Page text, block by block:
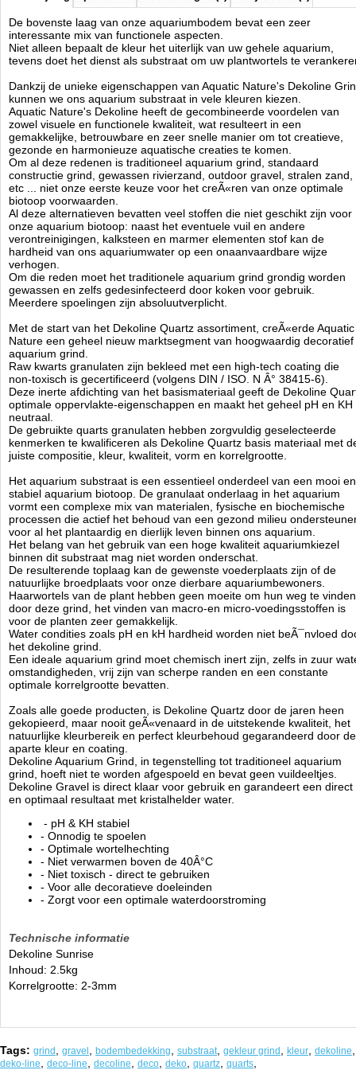
juiste compositie, kleur, kwaliteit, vorm en korrelgrootte.
Het aquarium substraat is een essentieel onderdeel van een mooi en
stabiel aquarium biotoop. De granulaat onderlaag in het aquarium
vormt een complexe mix van materialen, fysische en biochemische
voor al het plantaardig en dierlijk leven binnen ons aquarium.
Het belang van het gebruik van een hoge kwaliteit aquariumkiezel
binnen dit substraat mag niet worden onderschat.
De resulterende toplaag kan de gewenste voederplaats zijn of de
natuurlijke broedplaats voor onze dierbare aquariumbewoners.
Haarwortels van de plant hebben geen moeite om hun weg te vinden
door deze grind, het vinden van macro-en micro-voedingsstoffen is
voor de planten zeer gemakkelijk.
Water condities zoals pH en kH hardheid worden niet beÃÂ¯nvloed
door het dekoline grind.
Een ideale aquarium grind moet chemisch inert zijn, zelfs in zuur water
omstandigheden, vrij zijn van scherpe randen en een constante
optimale korrelgrootte bevatten.
Zoals alle goede producten, is Dekoline Quartz door de jaren heen
gekopieerd, maar nooit geÃÂ«venaard in de uitstekende kwaliteit, het
natuurlijke kleurbereik en perfect kleurbehoud gegarandeerd door de
Dekoline Aquarium Grind, in tegenstelling tot traditioneel aquarium
grind, hoeft niet te worden afgespoeld en bevat geen vuildeeltjes.
Dekoline Gravel is direct klaar voor gebruik en garandeert een direct
en optimaal resultaat met kristalhelder water.
- pH & KH stabiel
- Onnodig te spoelen
- Optimale wortelhechting
- Niet verwarmen boven de 40ÃÂ°C
- Niet toxisch - direct te gebruiken
- Voor alle decoratieve doeleinden
Technische informatie
Dekoline Sunrise
Inhoud: 2.5kg
Korrelgrootte: 2-3mm
Aquatic Nature
Manufactured by:Aquatic Nature
Model:AN-03650
Product ID:5413946036500
4.1244 17.5 17.5 Available from:Aquariumonderdelen.nl
De bovenste laag van onze aquariumbodem bevat een zeer
interessante mix van functionele aspecten.
Niet alleen bepaalt de kleur het uiterlijk van uw gehele aquarium,
tevens doet het dienst als substraat om uw plantwortels te
Dankzij de unieke eigenschappen van Aquatic Nature's Dekoline
kunnen we ons aquarium substraat in vele kleuren kiezen.
Aquatic Nature's Dekoline heeft de gecombineerde voordelen van
zowel visuele en functionele kwaliteit, wat resulteert in een
gemakkelijke, betrouwbare en zeer snelle manier om tot creatieve,
gezonde en harmonieuze aquatische creaties te komen.
Om al deze redenen is traditioneel aquarium grind, standaard
constructie grind, gewassen rivierzand, outdoor gravel, stralen zand,
etc ... niet onze eerste keuze voor het creÃ«ren van onze optimale
biotoop voorwaarden.
Al deze alternatieven bevatten veel stoffen die niet geschikt zijn voor
onze aquarium biotoop: naast het eventuele vuil en andere
verontreinigingen, kalksteen en marmer elementen stof kan de
hardheid van ons aquariumwater op een onaanvaardbare wijze
verhogen.
Om die reden moet het traditionele aquarium grind grondig worden
gewassen en zelfs gedesinfecteerd door koken voor gebruik.
Meerdere spoelingen zijn absoluutverplicht.
Met de start van het Dekoline Quartz assortiment, creÃ«erde Aquatic
Nature een geheel nieuw marktsegment van hoogwaardig decoratief
aquarium grind.
Raw kwarts granulaten zijn bekleed met een high-tech coating die
non-toxisch is gecertificeerd (volgens DIN / ISO. N Â° 38415-6).
Deze inerte afdichting van het basismateriaal geeft de Dekoline
optimale oppervlakte-eigenschappen en maakt het geheel pH en KH
neutraal.
De gebruikte quarts granulaten hebben zorgvuldig geselecteerde
kenmerken te kwalificeren als Dekoline Quartz basis materiaal met
juiste compositie, kleur, kwaliteit, vorm en korrelgrootte.
Het aquarium substraat is een essentieel onderdeel van een mooi en
stabiel aquarium biotoop. De granulaat onderlaag in het aquarium
vormt een complexe mix van materialen, fysische en biochemische
processen die actief het behoud van een gezond milieu
voor al het plantaardig en dierlijk leven binnen ons aquarium.
Het belang van het gebruik van een hoge kwaliteit aquariumkiezel
binnen dit substraat mag niet worden onderschat.
De resulterende toplaag kan de gewenste voederplaats zijn of de
natuurlijke broedplaats voor onze dierbare aquariumbewoners.
Haarwortels van de plant hebben geen moeite om hun weg te vinden
door deze grind, het vinden van macro-en micro-voedingsstoffen is
voor de planten zeer gemakkelijk.
Water condities zoals pH en kH hardheid worden niet beÃ¯nvloed
het dekoline grind.
Een ideale aquarium grind moet chemisch inert zijn, zelfs in zuur
omstandigheden, vrij zijn van scherpe randen en een constante
optimale korrelgrootte bevatten.
Zoals alle goede producten, is Dekoline Quartz door de jaren heen
gekopieerd, maar nooit geÃ«venaard in de uitstekende kwaliteit, het
natuurlijke kleurbereik en perfect kleurbehoud gegarandeerd door de
aparte kleur en coating.
Dekoline Aquarium Grind, in tegenstelling tot traditioneel aquarium
grind, hoeft niet te worden afgespoeld en bevat geen vuildeeltjes.
Dekoline Gravel is direct klaar voor gebruik en garandeert een direct
en optimaal resultaat met kristalhelder water.
- pH & KH stabiel
- Onnodig te spoelen
- Optimale wortelhechting
- Niet verwarmen boven de 40Â°C
- Niet toxisch - direct te gebruiken
- Voor alle decoratieve doeleinden
- Zorgt voor een optimale waterdoorstroming
Technische informatie
Dekoline Sunrise
Inhoud: 2.5kg
Korrelgrootte: 2-3mm
Tags: grind gravel bodembedekking substraat gekleur grind kleur dekoline
deko-line deco-line decoline deco deko quartz quarts